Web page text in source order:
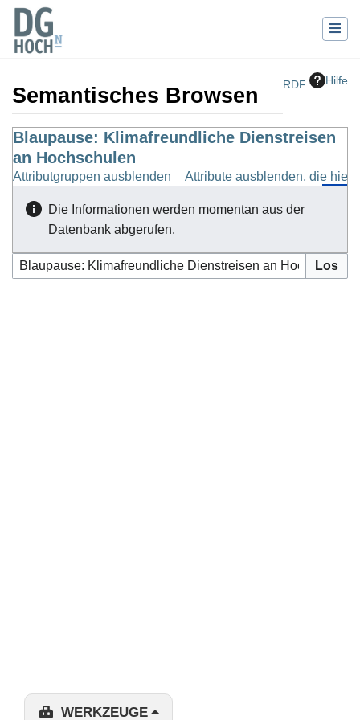
RDF Hilfe
Semantisches Browsen
Wechseln zu:Navigation,Suche
Blaupause: Klimafreundliche Dienstreisen
an Hochschulen
Attributgruppen ausblenden Attribute ausblenden, die
Die Informationen werden momentan aus der
Datenbank abgerufen.
WERKZEUGE